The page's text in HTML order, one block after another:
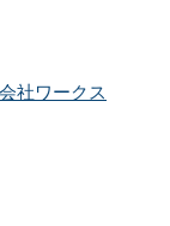
社ワークス